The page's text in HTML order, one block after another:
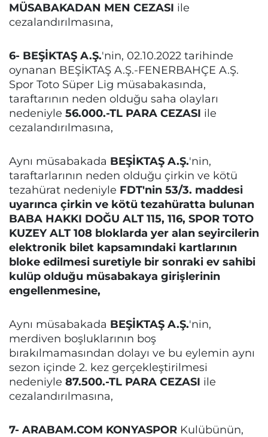
MÜSABAKADAN MEN CEZASI ile
cezalandırılmasına,
6- BEŞİKTAŞ A.Ş.'nin, 02.10.2022 tarihinde
oynanan BEŞİKTAŞ A.Ş.-FENERBAHÇE A.Ş.
Spor Toto Süper Lig müsabakasında,
taraftarının neden olduğu saha olayları
nedeniyle 56.000.-TL PARA CEZASI ile
cezalandırılmasına,
Aynı müsabakada BEŞİKTAŞ A.Ş.'nin,
taraftarlarının neden olduğu çirkin ve kötü
tezahürat nedeniyle FDT'nin 53/3. maddesi
uyarınca çirkin ve kötü tezahüratta bulunan
BABA HAKKI DOĞU ALT 115, 116, SPOR TOTO
KUZEY ALT 108 bloklarda yer alan seyircilerin
elektronik bilet kapsamındaki kartlarının
bloke edilmesi suretiyle bir sonraki ev sahibi
kulüp olduğu müsabakaya girişlerinin
engellenmesine,
Aynı müsabakada BEŞİKTAŞ A.Ş.'nin,
merdiven boşluklarının boş
bırakılmamasından dolayı ve bu eylemin aynı
sezon içinde 2. kez gerçekleştirilmesi
nedeniyle 87.500.-TL PARA CEZASI ile
cezalandırılmasına,
7- ARABAM.COM KONYASPOR Kulübünün,